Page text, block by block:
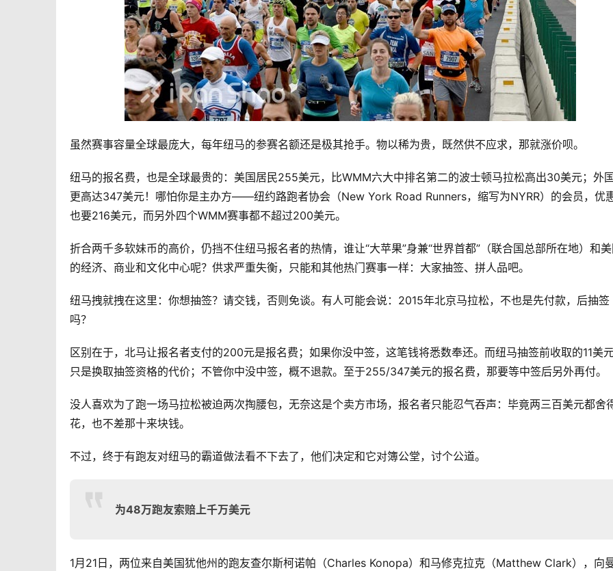
虽然赛事容量全球最庞大，每年纽马的参赛名额还是极其抢手。物以稀为贵，既然供不应求，那就涨价呗。
纽马的报名费，也是全球最贵的：美国居民255美元，比WMM六大中排名第二的波士顿马拉松高出30美元；外
更高达347美元！哪怕你是主办方——纽约路跑者协会（New York Road Runners，缩写为NYRR）的会员，优
也要216美元，而另外四个WMM赛事都不超过200美元。
折合两千多软妹币的高价，仍挡不住纽马报名者的热情，谁让“大苹果”身兼“世界首都”（联合国总部所在地）和美
的经济、商业和文化中心呢？供求严重失衡，只能和其他热门赛事一样：大家抽签、拼人品吧。
纽马拽就拽在这里：你想抽签？请交钱，否则免谈。有人可能会说：2015年北京马拉松，不也是先付款，后抽签
吗？
区别在于，北马让报名者支付的200元是报名费；如果你没中签，这笔钱将悉数奉还。而纽马抽签前收取的11美元
只是换取抽签资格的代价；不管你中没中签，概不退款。至于255/347美元的报名费，那要等中签后另外再付。
没人喜欢为了跑一场马拉松被迫两次掏腰包，无奈这是个卖方市场，报名者只能忍气吞声：毕竟两三百美元都舍
花，也不差那十来块钱。
不过，终于有跑友对纽马的霸道做法看不下去了，他们决定和它对簿公堂，讨个公道。
为48万跑友索赔上千万美元
1月21日，两位来自美国犹他州的跑友查尔斯柯诺帕（Charles Konopa）和马修克拉克（Matthew Clark），向